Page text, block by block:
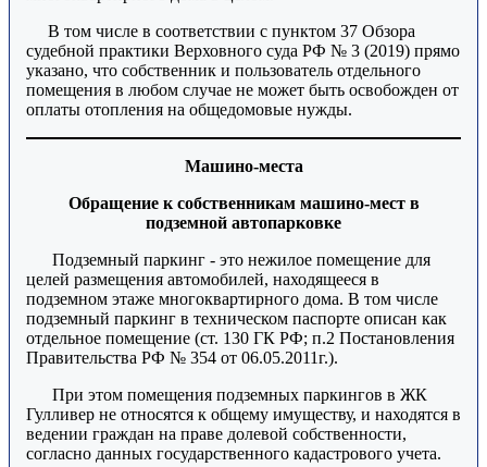
В том числе в соответствии с пунктом 37 Обзора
судебной практики Верховного суда РФ № 3 (2019) прямо
указано, что собственник и пользователь отдельного
помещения в любом случае не может быть освобожден от
оплаты отопления на общедомовые нужды.
Машино-места
Обращение к собственникам машино-мест в
подземной автопарковке
Подземный паркинг - это нежилое помещение для
целей размещения автомобилей, находящееся в
подземном этаже многоквартирного дома. В том числе
подземный паркинг в техническом паспорте описан как
отдельное помещение (ст. 130 ГК РФ; п.2 Постановления
Правительства РФ № 354 от 06.05.2011г.).
При этом помещения подземных паркингов в ЖК
Гулливер не относятся к общему имуществу, и находятся в
ведении граждан на праве долевой собственности,
согласно данных государственного кадастрового учета.